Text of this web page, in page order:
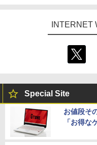
INTERNET
Special Site
お値段そ
「お得な